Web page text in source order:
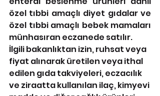
özel tıbbi amaçlı diyet gıdalar ve
özel tıbbi amaçlı bebek mamaları
münhasıran eczanede satılır.
İlgili bakanlıktan izin, ruhsat veya
fiyat alınarak üretilen veya ithal
edilen gıda takviyeleri, eczacılık
ve ziraatta kullanılan ilaç, kimyevi